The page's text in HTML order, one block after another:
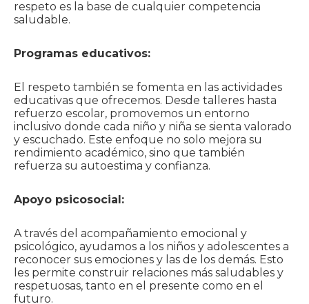
respeto es la base de cualquier competencia
saludable.
Programas educativos:
El respeto también se fomenta en las actividades
educativas que ofrecemos. Desde talleres hasta
refuerzo escolar, promovemos un entorno
inclusivo donde cada niño y niña se sienta valorado
y escuchado. Este enfoque no solo mejora su
rendimiento académico, sino que también
refuerza su autoestima y confianza.
Apoyo psicosocial:
A través del acompañamiento emocional y
psicológico, ayudamos a los niños y adolescentes a
reconocer sus emociones y las de los demás. Esto
les permite construir relaciones más saludables y
respetuosas, tanto en el presente como en el
futuro.